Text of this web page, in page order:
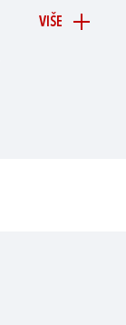
VIŠE